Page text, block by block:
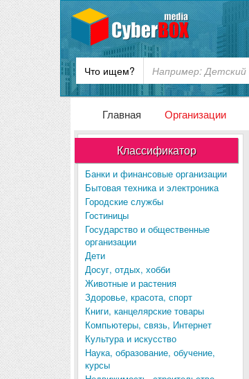
Что ищем?
Главная Организации
Классификатор
Банки и финансовые организации
Бытовая техника и электроника
Городские службы
Гостиницы
Государство и общественные
организации
Дети
Досуг, отдых, хобби
Животные и растения
Здоровье, красота, спорт
Книги, канцелярские товары
Компьютеры, связь, Интернет
Культура и искусство
Наука, образование, обучение,
курсы